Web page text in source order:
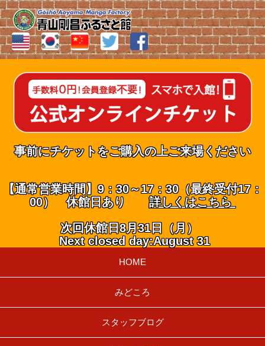
事前にチケットをご購入の上ご来場ください
【通常営業時間】9：30～17：30（最終受付17：
00） 休館日あり詳しくはこちら
次回休館日8月31日（月）
Next closed day:August 31
HOME
みどころ
スタッフブログ